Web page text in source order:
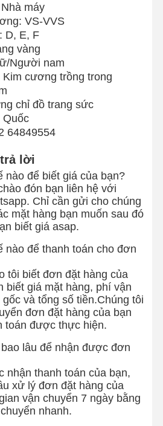
Tôi
Soát
Liên Hệ Với
Chúng Tôi
Tin Tức
Yêu Cầu Đặt
Giá
máy
VS-VVS
D, E, F
vàng
Người nam
cương trồng trong
chỉ đồ trang sức
Quốc
64849554
lời
nào để biết giá của bạn?
đón bạn liên hệ với
Chỉ cần gửi cho chúng
mặt hàng bạn muốn sau đó
biết giá asap.
nào để thanh toán cho đơn
tôi biết đơn đặt hàng của
biết giá mặt hàng, phí vận
và tổng số tiền.Chúng tôi
đơn đặt hàng của bạn
toán được thực hiện.
lâu để nhận được đơn
nhận thanh toán của bạn,
xử lý đơn đặt hàng của
vận chuyển 7 ngày bằng
nhanh.